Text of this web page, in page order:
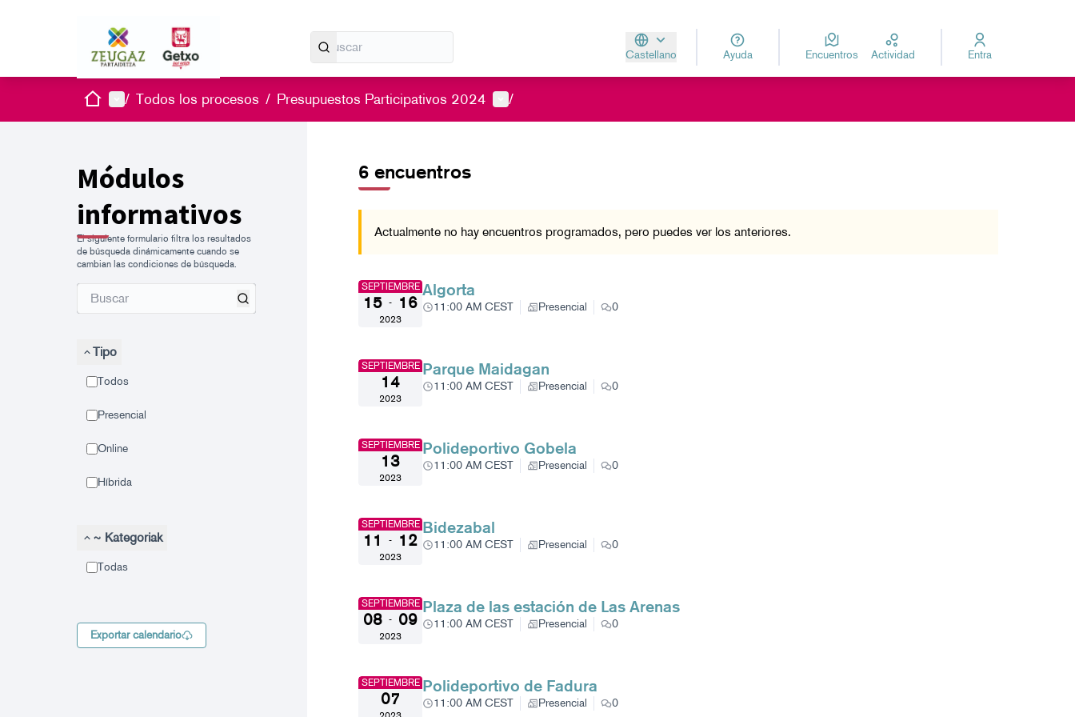
Castellano
Aukeratu hizkuntzaElegir el idioma
Ayuda Encuentros Actividad Entra
InicioMenú principal
/ Todos los procesos / Presupuestos Participativos 2024 Menú de usuario
/
Módulos
informativos
El siguiente formulario filtra los resultados
de búsqueda dinámicamente cuando se
cambian las condiciones de búsqueda.
Tipo
Todos
Presencial
Online
Híbrida
~ Kategoriak
Todas
Exportar calendario
6 encuentros
Actualmente no hay encuentros programados, pero puedes ver los anteriores.
SEPTIEMBRE
15 - 16
2023
Algorta
11:00 AM CEST Presencial 0
SEPTIEMBRE
14
2023
Parque Maidagan
11:00 AM CEST Presencial 0
SEPTIEMBRE
13
2023
Polideportivo Gobela
11:00 AM CEST Presencial 0
SEPTIEMBRE
11 - 12
2023
Bidezabal
11:00 AM CEST Presencial 0
SEPTIEMBRE
08 - 09
2023
Plaza de las estación de Las Arenas
11:00 AM CEST Presencial 0
SEPTIEMBRE
07
Polideportivo de Fadura
11:00 AM CEST Presencial 0